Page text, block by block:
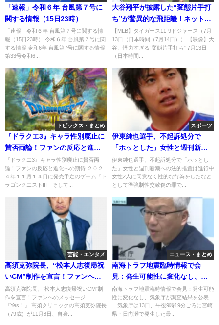
「速報」令和６年 台風第７号に
関する情報（15日23時）
「速報」令和６年 台風第７号に関する情
報（15日23時） 令和６年 台風第７号に関
する情報 令和6年 台風第7号に関する情報
第33号令和6...
大谷翔平が披露した“変態片手打
ち”が驚異的な飛距離！ネットで
も話題沸騰
【MLB】タイガース11-9ドジャース（7月
13日（日本時間（7月14日）） 【映像】大
谷、怪力すぎる“変態片手打ち” 7月13日
（日本時間...
トピックス・まとめ
『ドラクエ3』キャラ性別廃止に
賛否両論！ファンの反応と進化
への期待
『ドラクエ3』キャラ性別廃止に賛否両
論！ファンの反応と進化への期待 ２０２
４年１１月１４日に発売予定のゲーム『ド
ラゴンクエストIII そして...
スポーツ
伊東純也選手、不起訴処分で
「ホッとした」女性と週刊新潮
への法的措置は進行中
伊東純也選手、不起訴処分で「ホッとし
た」女性と週刊新潮への法的措置は進行中
女性2人に同意なく性的な行為をしたなど
として準強制性交致傷の罪で...
芸能・エンタメ
高須克弥院長、“松本人志復帰祝
いCM”制作を宣言！ファンへの
メッセージ『Yes！』
高須克弥院長、“松本人志復帰祝いCM”制
作を宣言！ファンへのメッセージ
『Yes！』 高須クリニックの高須克弥院長
（79歳）が11月8日、自身...
ニュース・まとめ
南海トラフ地震臨時情報で会
見：発生可能性に変化なし、気
象庁が調査結果を公表
南海トラフ地震臨時情報で会見：発生可能
性に変化なし、気象庁が調査結果を公表
気象庁は13日、午後9時19分ごろに宮崎
県・日向灘で発生した最...